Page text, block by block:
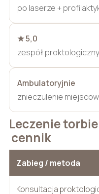
po laserze +
★ 5,0
zespół
Ambulatoryjnie
znieczulenie
Leczenie
cennik
Zabieg / metoda
Konsultacja